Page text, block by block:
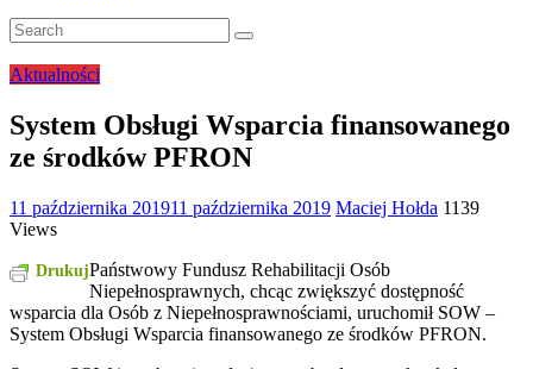
Aktualności
System Obsługi Wsparcia finansowanego
ze środków PFRON
11 października 201911 października 2019 Maciej Hołda 1139
Views
DrukujPaństwowy Fundusz Rehabilitacji Osób
Niepełnosprawnych, chcąc zwiększyć dostępność
wsparcia dla Osób z Niepełnosprawnościami, uruchomił SOW –
System Obsługi Wsparcia finansowanego ze środków PFRON.